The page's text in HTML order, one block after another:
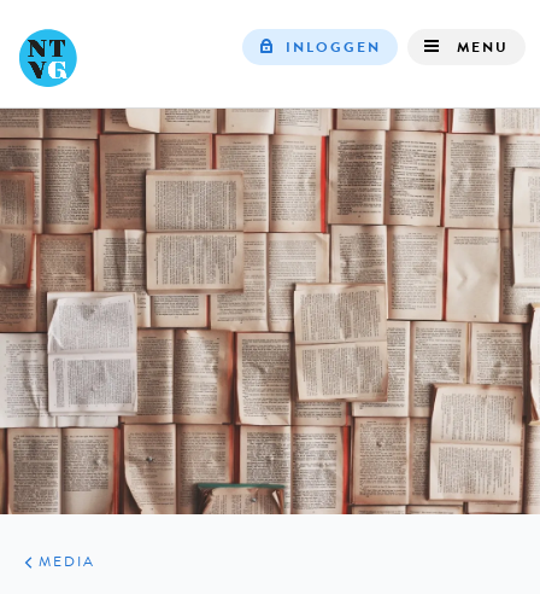
navigation
INLOGGEN MENU
ARTIKELEN
VARIA
MEDIA